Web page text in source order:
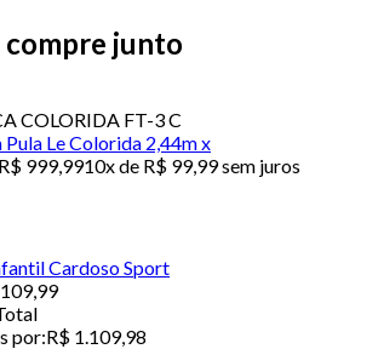
junto
Pula Le Colorida 2,44m x
999,9910x de R$ 99,99 sem juros
Cardoso Sport
s por:R$ 1.109,98